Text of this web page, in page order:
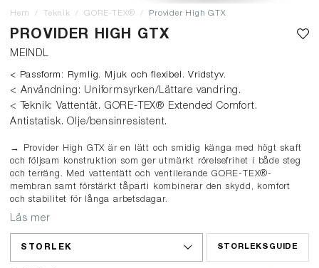
Hem Teknik GORE-TEX® Provider High GTX
PROVIDER HIGH GTX
MEINDL
< Passform: Rymlig. Mjuk och flexibel. Vridstyv.
< Användning: Uniformsyrken/Lättare vandring.
< Teknik: Vattentät. GORE-TEX® Extended Comfort.
Antistatisk. Olje/bensinresistent.
→ Provider High GTX är en lätt och smidig känga med högt skaft
och följsam konstruktion som ger utmärkt rörelsefrihet i både steg
och terräng. Med vattentätt och ventilerande GORE-TEX®-
membran samt förstärkt tåparti kombinerar den skydd, komfort
och stabilitet för långa arbetsdagar.
Läs mer
STORLEKSGUIDE
STORLEK